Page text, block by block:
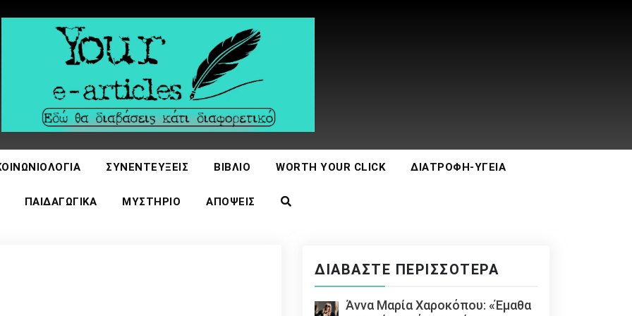
ΣΥΝΕΝΤΕΎΞΕΙΣ ΒΙΒΛΊΟ WORTH YOUR CLICK ΔΙΑΤΡΟΦΉ-ΥΓΕΊΑ
ΠΑΙΔΑΓΩΓΙΚΆ ΜΥΣΤΉΡΙΟ ΑΠΌΨΕΙΣ
ΔΙΑΒΆΣΤΕ ΠΕΡΙΣΣΌΤΕΡΑ
Άννα Μαρία Χαροκόπου: «Έμαθα